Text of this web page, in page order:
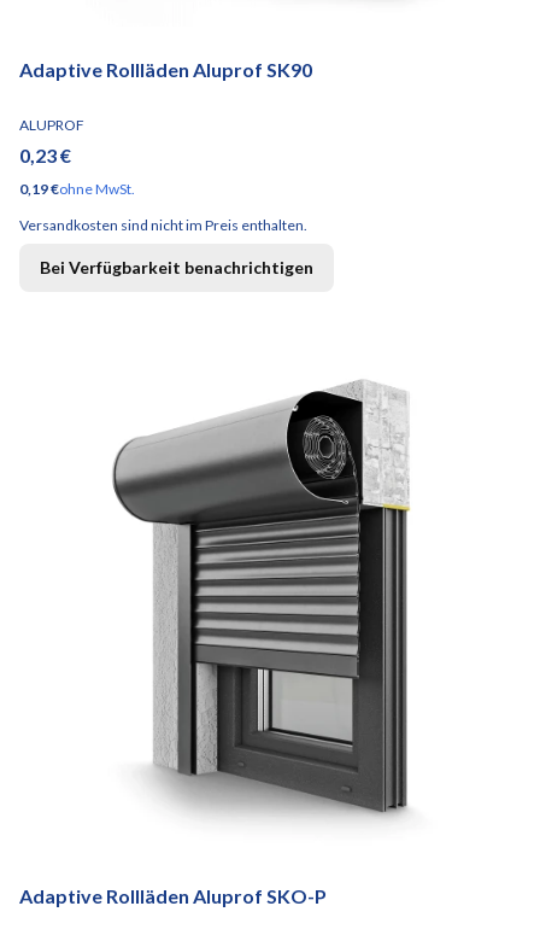
Adaptive Rollläden Aluprof SK90
HERSTELLER
ALUPROF
Preis
0,23 €
Preis
0,19 €ohne MwSt.
Versandkosten sind nicht im Preis enthalten.
Bei Verfügbarkeit benachrichtigen
Adaptive Rollläden Aluprof SKO-P